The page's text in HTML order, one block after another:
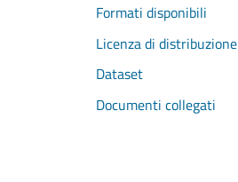
Formati disponibili
Licenza di distribuzione
Dataset
Documenti collegati